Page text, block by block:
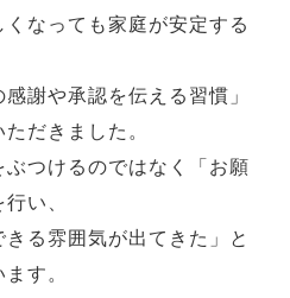
なっても家庭が安定する
謝や承認を伝える習慣」
だきました。
つけるのではなく「お願
い、
る雰囲気が出てきた」と
す。